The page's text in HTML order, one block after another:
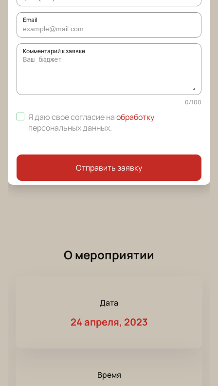
Email
Комментарий к заявке
0/100
Я даю свое согласие наобработку
персональных данных.
Отправить заявку
О мероприятии
Дата
24 апреля, 2023
Время